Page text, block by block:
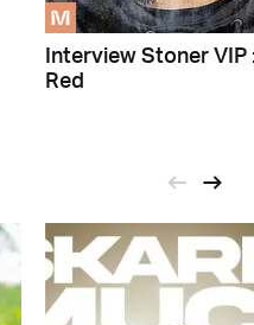
M
Interview Stoner VIP
Red